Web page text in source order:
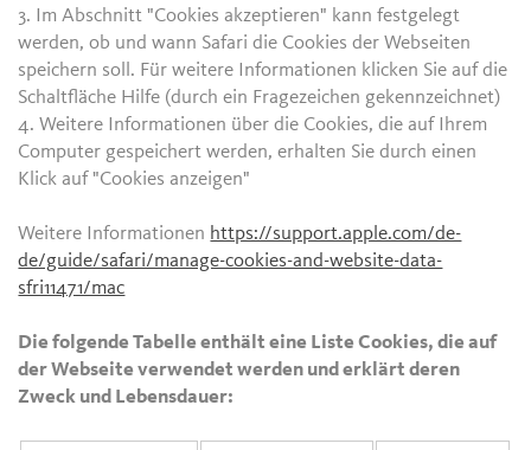
3. Im Abschnitt "Cookies akzeptieren" kann festgelegt
werden, ob und wann Safari die Cookies der Webseiten
speichern soll. Für weitere Informationen klicken Sie auf die
Schaltfläche Hilfe (durch ein Fragezeichen gekennzeichnet)
4. Weitere Informationen über die Cookies, die auf Ihrem
Computer gespeichert werden, erhalten Sie durch einen
Klick auf "Cookies anzeigen"
Weitere Informationen https://support.apple.com/de-
de/guide/safari/manage-cookies-and-website-data-
sfri11471/mac
Die folgende Tabelle enthält eine Liste Cookies, die auf
der Webseite verwendet werden und erklärt deren
Zweck und Lebensdauer: